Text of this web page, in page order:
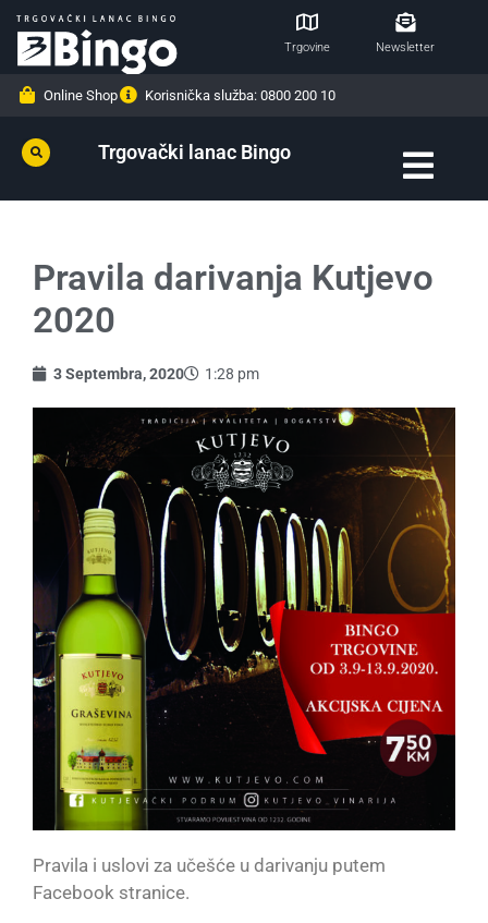
Trgovine Newsletter
Online Shop Korisnička služba: 0800 200 10
Trgovački lanac Bingo
Pravila darivanja Kutjevo
2020
3 Septembra, 2020 1:28 pm
Pravila i uslovi za učešće u darivanju putem
Facebook stranice.